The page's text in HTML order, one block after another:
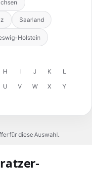
Saarland
Holstein
H I J K
L
U V W X
Y
für diese Auswahl.